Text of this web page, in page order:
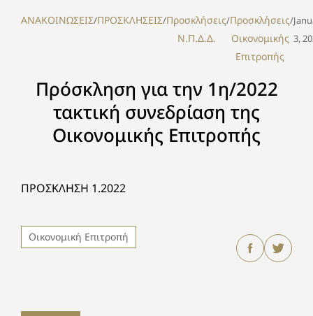
ΑΝΑΚΟΙΝΩΣΕΙΣ/ΠΡΟΣΚΛΗΣΕΙΣ/Προσκλήσεις
Ν.Π.Δ.Δ.
/Προσκλήσεις
Οικονομικής
Επιτροπής
/
3,
Πρόσκληση για την 1η/2022
τακτική συνεδρίαση της
Οικονομικής Επιτροπής
ΠΡΟΣΚΛΗΣΗ 1.2022
Οικονομική Επιτροπή